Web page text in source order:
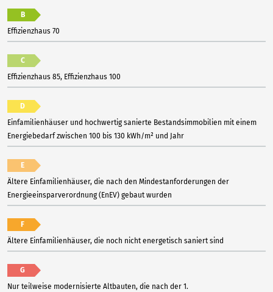
B
Effizienzhaus 70
C
Effizienzhaus 85, Effizienzhaus 100
D
Einfamilienhäuser und hochwertig sanierte Bestandsimmobilien mit einem
Energiebedarf zwischen 100 bis 130 kWh/m² und Jahr
E
Ältere Einfamilienhäuser, die nach den Mindestanforderungen der
Energieeinsparverordnung (EnEV) gebaut wurden
F
Ältere Einfamilienhäuser, die noch nicht energetisch saniert sind
G
Nur teilweise modernisierte Altbauten, die nach der 1.